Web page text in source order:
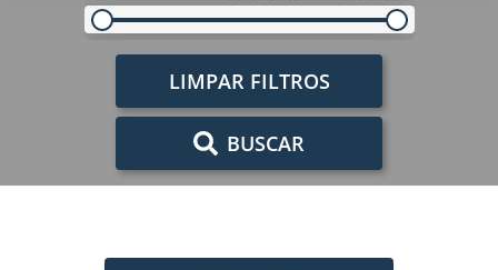
LIMPAR FILTROS
BUSCAR